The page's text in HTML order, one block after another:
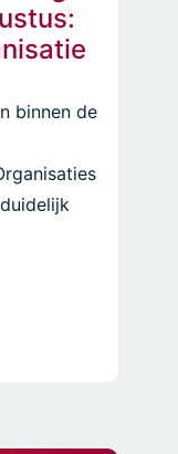
binnen de